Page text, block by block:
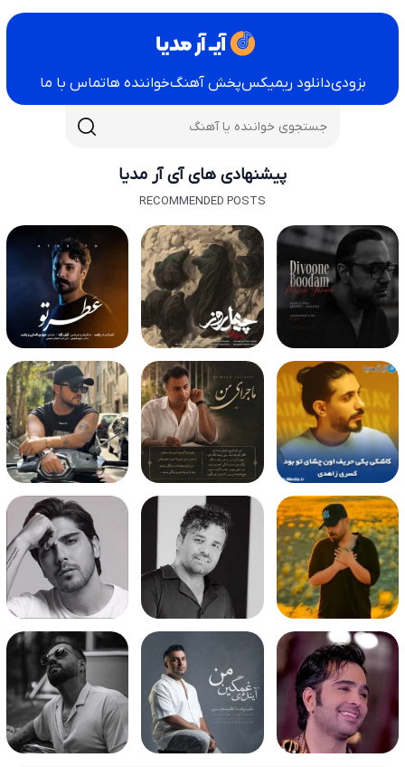
بزودیدانلود ریمیکسپخش آهنگخواننده هاتماس با ما
پیشنهادی های آی آر مدیا
RECOMMENDED POSTS